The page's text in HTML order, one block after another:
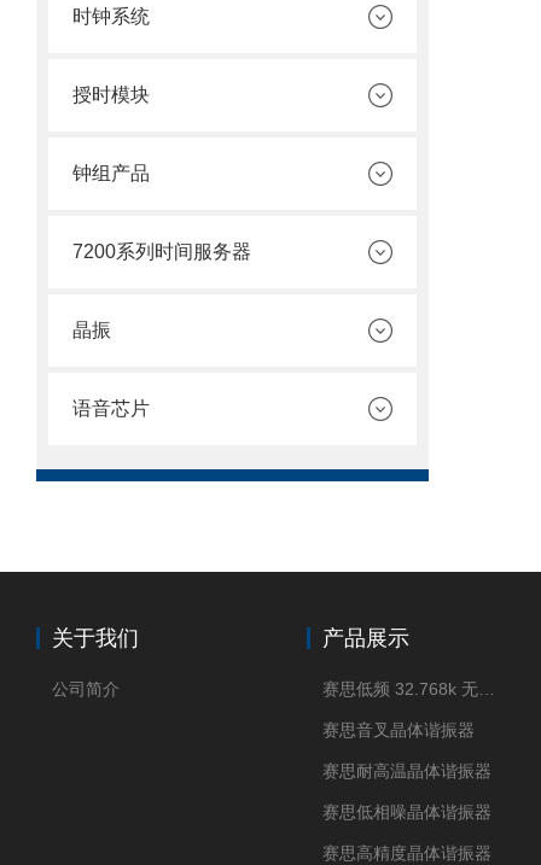
时钟系统
授时模块
钟组产品
7200系列时间服务器
晶振
语音芯片
关于我们
公司简介
产品展示
赛思音叉晶体谐振器
赛思耐高温晶体谐振器
赛思低相噪晶体谐振器
赛思高精度晶体谐振器